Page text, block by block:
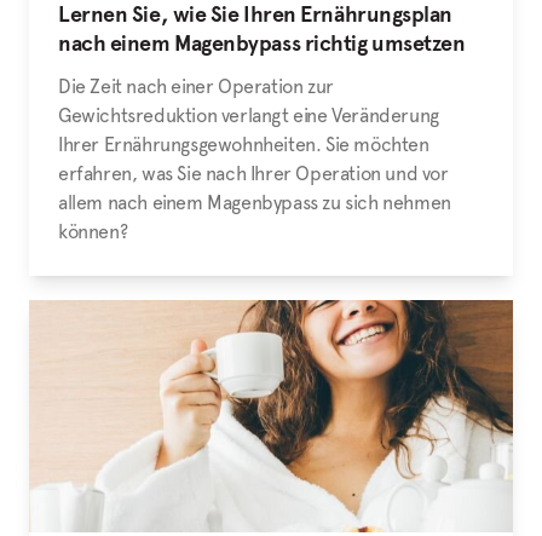
Lernen Sie, wie Sie Ihren Ernährungsplan
nach einem Magenbypass richtig umsetzen
Die Zeit nach einer Operation zur
Gewichtsreduktion verlangt eine Veränderung
Ihrer Ernährungsgewohnheiten. Sie möchten
erfahren, was Sie nach Ihrer Operation und vor
allem nach einem Magenbypass zu sich nehmen
können?